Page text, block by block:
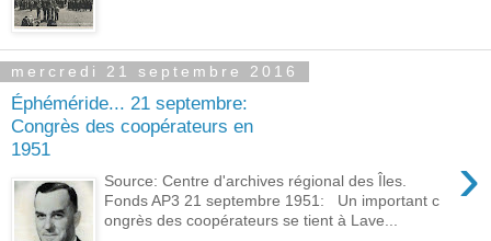
mercredi 21 septembre 2016
Éphéméride... 21 septembre:
Congrès des coopérateurs en
1951
›
Source: Centre d'archives régional des Îles.
Fonds AP3 21 septembre 1951: Un important c
ongrès des coopérateurs se tient à Lave...